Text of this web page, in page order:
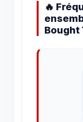
🔥
Bought